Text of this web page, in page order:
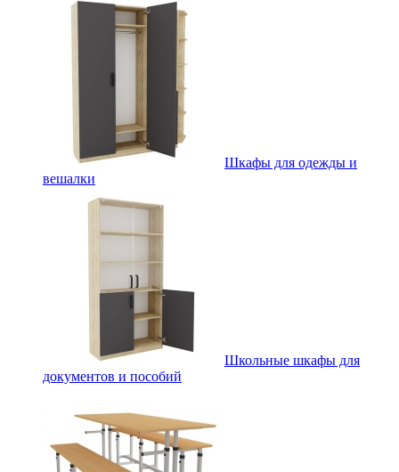
Шкафы для одежды и
вешалки
Школьные шкафы для
документов и пособий